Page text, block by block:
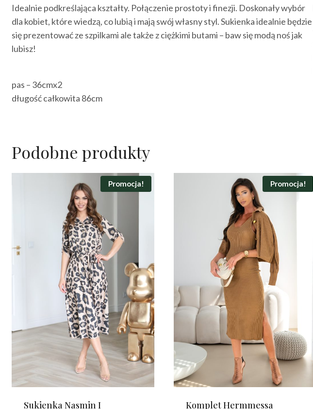
Idealnie podkreślająca kształty. Połączenie prostoty i finezji. Doskonały wybór
dla kobiet, które wiedzą, co lubią i mają swój własny styl. Sukienka idealnie będzie
się prezentować ze szpilkami ale także z ciężkimi butami – baw się modą noś jak
lubisz!
pas – 36cmx2
długość całkowita 86cm
Podobne produkty
Promocja!
Sukienka Nasmin I
Promocja!
Komplet Hermmessa